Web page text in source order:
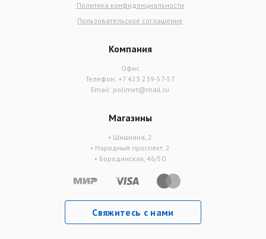
Политика конфиденциальности
Пользовательское соглашение
Компания
Офис
Телефон: +7 423 239-57-57
Email: polimet@mail.ru
Магазины
• Шишкина, 2
• Народный проспект, 2
• Бородинская, 46/50
Свяжитесь с нами